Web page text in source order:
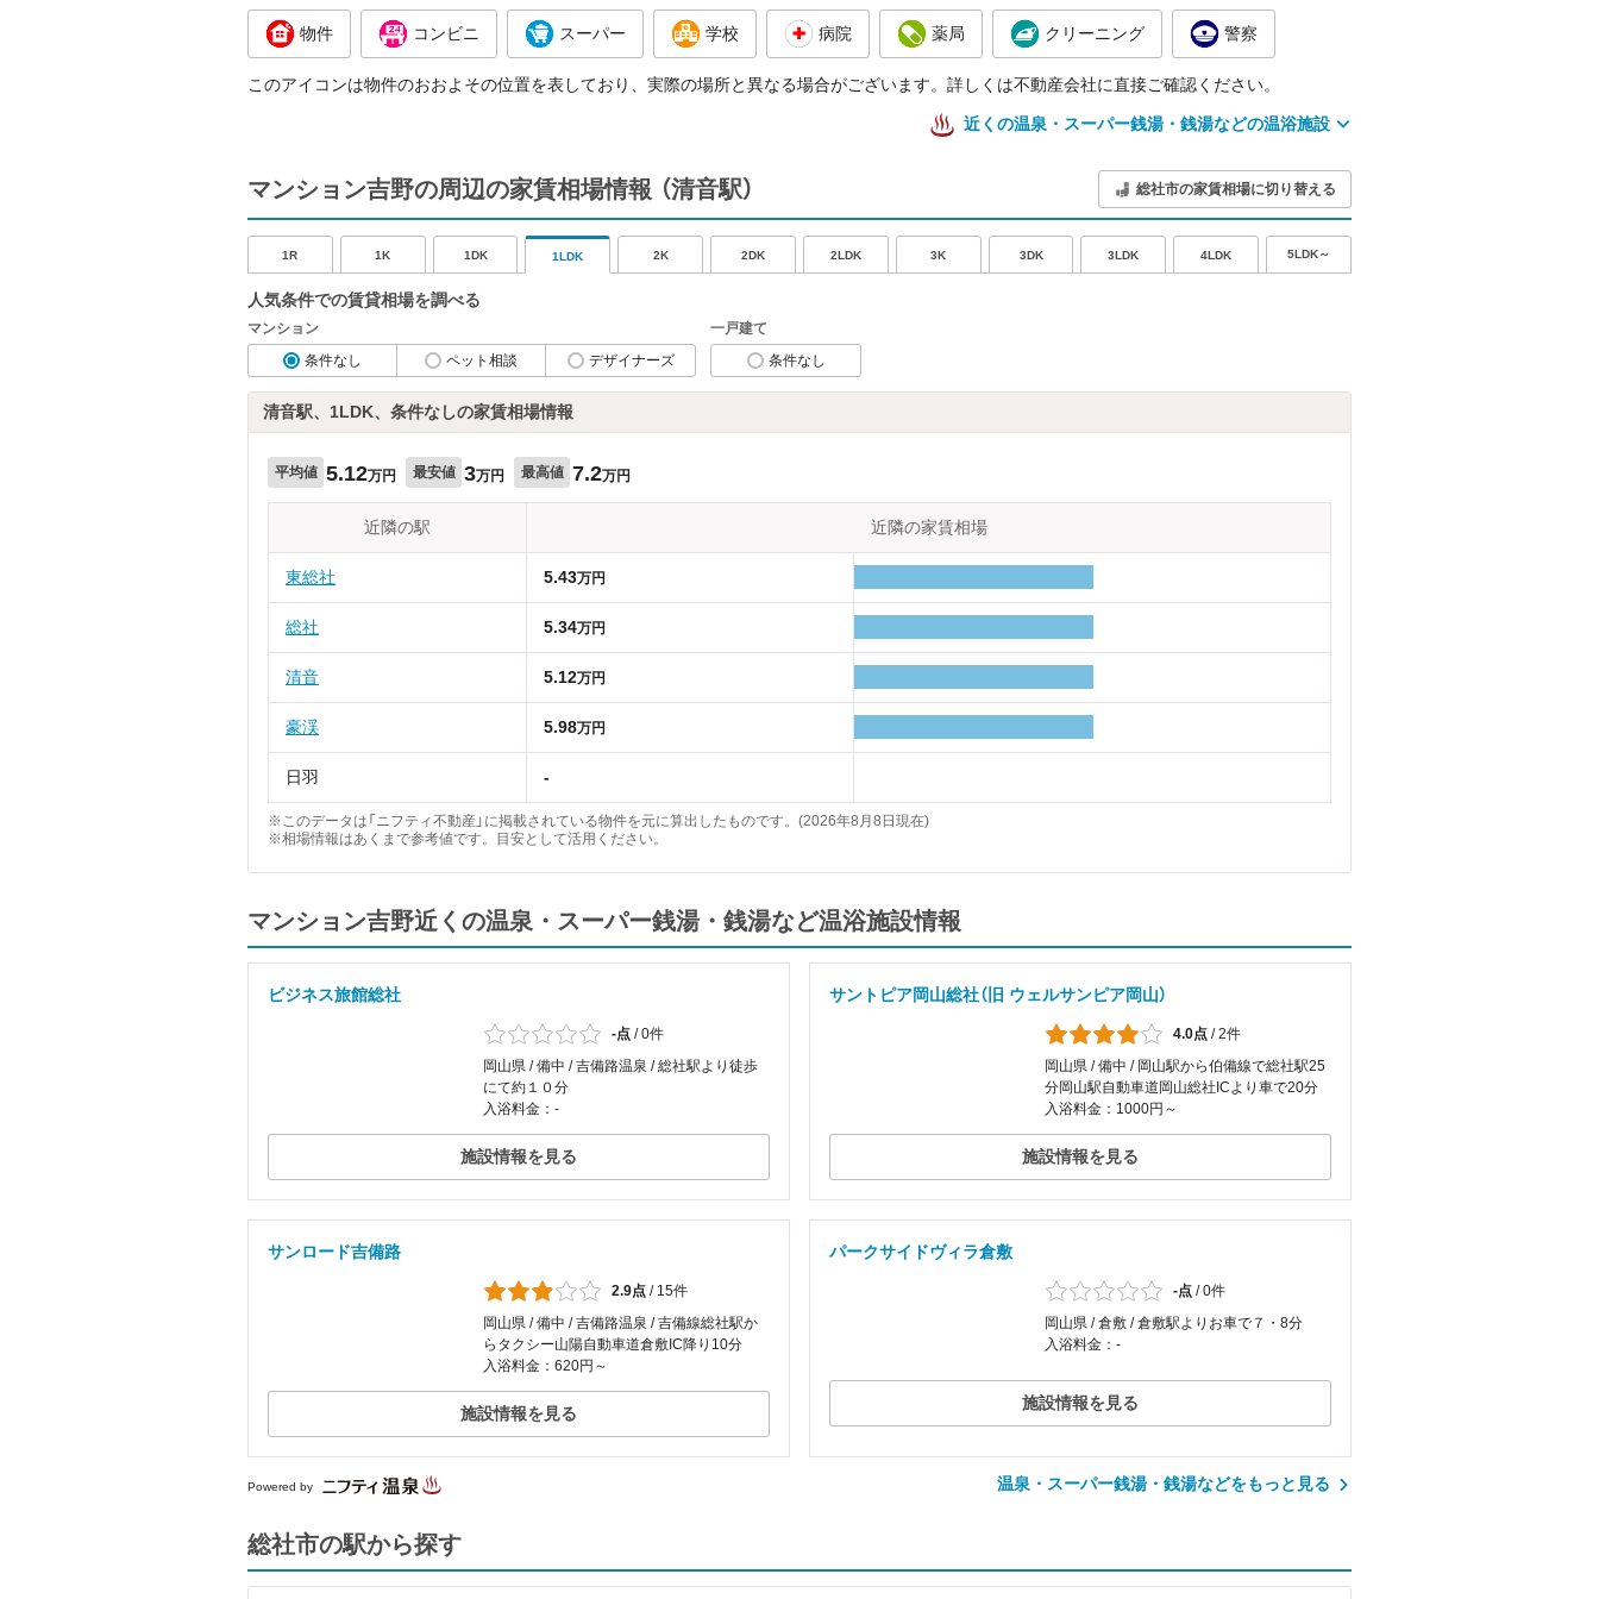
物件 コンビニ スーパー 学校 病院 薬局 クリーニング 警察
このアイコンは物件のおおよその位置を表しており、実際の場所と異なる場合がございます。詳しくは不動産会社に直接ご確認ください。
近くの温泉・スーパー銭湯・銭湯などの温浴施設
マンション吉野の周辺の家賃相場情報 （清音駅） 総社市の家賃相場に切り替える
1R 1K 1DK 1LDK 2K 2DK 2LDK 3K 3DK 3LDK 4LDK 5LDK～
人気条件での賃貸相場を調べる
マンション
条件なし
ペット相談 デザイナーズ
一戸建て
条件なし
清音駅、1LDK、条件なしの家賃相場情報
平均値 5.12万円 最安値 3万円 最高値 7.2万円
近隣の駅 近隣の家賃相場
東総社 5.43万円
総社 5.34万円
清音 5.12万円
豪渓 5.98万円
日羽 -
※このデータは「ニフティ不動産」に掲載されている物件を元に算出したものです。(2026年8月8日現在)
※相場情報はあくまで参考値です。目安として活用ください。
マンション吉野近くの温泉・スーパー銭湯・銭湯など温浴施設情報
ビジネス旅館総社
-点 /0件
岡山県 / 備中 / 吉備路温泉 / 総社駅より徒歩
にて約１０分
入浴料金：-
施設情報を見る
サントピア岡山総社（旧 ウェルサンピア岡山）
4.0点 /2件
岡山県 / 備中 / 岡山駅から伯備線で総社駅25
分岡山駅自動車道岡山総社ICより車で20分
入浴料金：1000円～
施設情報を見る
サンロード吉備路
2.9点 / 15件
岡山県 / 備中 / 吉備路温泉 / 吉備線総社駅か
らタクシー山陽自動車道倉敷IC降り10分
入浴料金：620円～
施設情報を見る
パークサイドヴィラ倉敷
-点 /0件
岡山県 / 倉敷 / 倉敷駅よりお車で７・8分
入浴料金：-
施設情報を見る
Powered by 温泉・スーパー銭湯・銭湯などをもっと見る
総社市の駅から探す